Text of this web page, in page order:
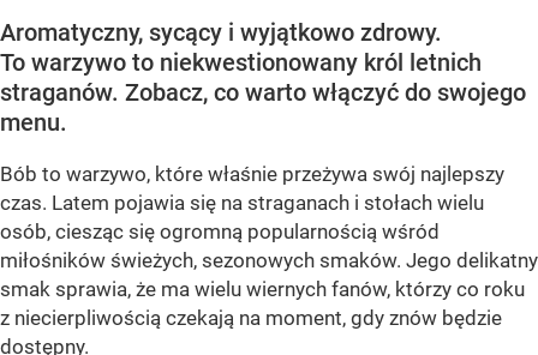
Aromatyczny, sycący i wyjątkowo zdrowy.
To warzywo to niekwestionowany król letnich
straganów. Zobacz, co warto włączyć do swojego
menu.
Bób to warzywo, które właśnie przeżywa swój najlepszy
czas. Latem pojawia się na straganach i stołach wielu
osób, ciesząc się ogromną popularnością wśród
miłośników świeżych, sezonowych smaków. Jego delikatny
smak sprawia, że ma wielu wiernych fanów, którzy co roku
z niecierpliwością czekają na moment, gdy znów będzie
dostępny.